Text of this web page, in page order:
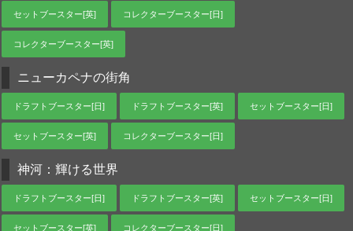
セットブースター[英] コレクターブースター[日]
コレクターブースター[英]
ニューカペナの街角
ドラフトブースター[日] ドラフトブースター[英] セットブースター[日]
セットブースター[英] コレクターブースター[日]
神河：輝ける世界
ドラフトブースター[日] ドラフトブースター[英] セットブースター[日]
セットブースター[英] コレクターブースター[日]